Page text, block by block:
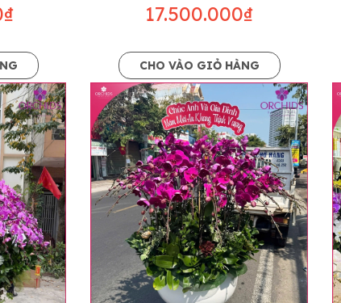
hàng
hoa lan hồ điệp đẹp và hoàn chỉnh sẽ được phối
sản phẩm thực tế và trên hình. Cây hoa lan còn
sẵn nên sẽ thay đổi về độ dầy hoa, thưa hoa và
kiện: Beautiful Orchids cam kết sản phẩm được
sắc hoa và kiểu chậu cũng như phụ kiện trang trí
thay thế, vẫn giữ nguyên mức giá không thay đổi.
17.500.000₫
CHO VÀO GIỎ HÀNG